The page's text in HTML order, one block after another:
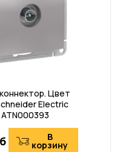
Цвет
Electric
В
корзину